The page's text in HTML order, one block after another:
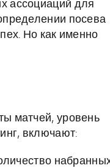
ассоциаций для
посева
Но как именно
матчей, уровень
включают: